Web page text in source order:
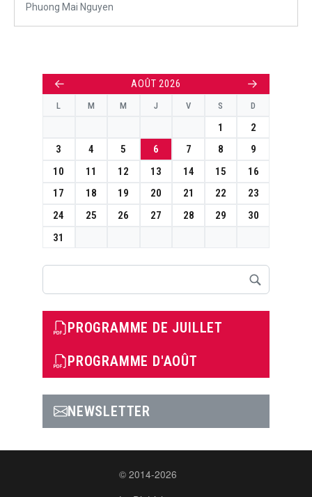
Phuong Mai Nguyen
← AOÛT 2026 →
L M M J V S D
1
2
3
4 5 6 7 8
9
10
11 12 13 14 15
16
17
18 19 20 21 22
23
24
25 26 27 28 29
30
31
PROGRAMME DE JUILLET
PROGRAMME D'AOÛT
NEWSLETTER
© 2014-2026